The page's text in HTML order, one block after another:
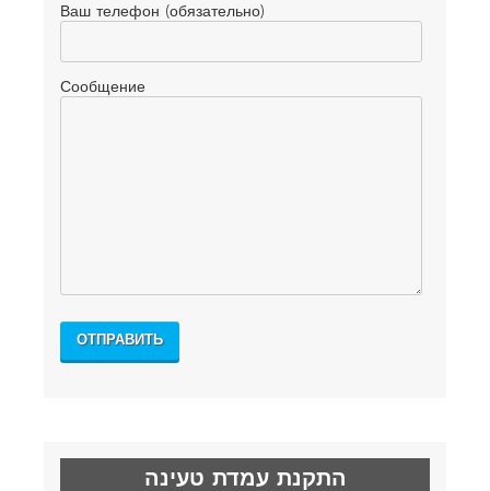
Ваш телефон (обязательно)
Сообщение
התקנת עמדת טעינה